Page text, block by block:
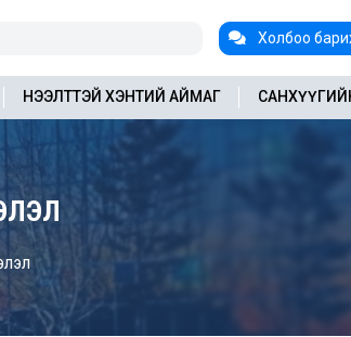
Холбоо
НЭЭЛТТЭЙ ХЭНТИЙ АЙМАГ